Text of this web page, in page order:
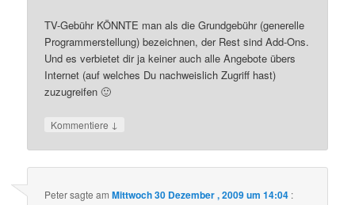
TV-Gebühr KÖNNTE man als die Grundgebühr (generelle
Programmerstellung) bezeichnen, der Rest sind Add-Ons.
Und es verbietet dir ja keiner auch alle Angebote übers
Internet (auf welches Du nachweislich Zugriff hast)
zuzugreifen 🙂
Kommentiere ↓
Petersagte amMittwoch 30 Dezember , 2009 um 14:04 :